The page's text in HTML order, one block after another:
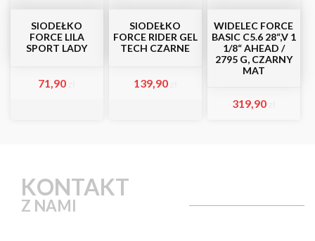
SIODEŁKO
FORCE LILA
SPORT LADY
71,90
SIODEŁKO
FORCE RIDER GEL
TECH CZARNE
139,90
WIDELEC FORCE
BASIC C5.6 28“,V 1
1/8“ AHEAD /
2795 G, CZARNY
MAT
319,90
KONTAKT
Z NAMI